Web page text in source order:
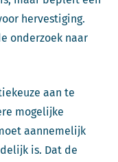
hervestiging.
onderzoek naar
aan te
mogelijke
aannemelijk
is. Dat de